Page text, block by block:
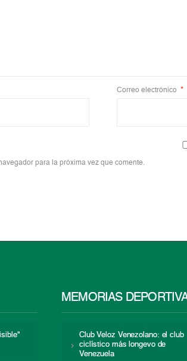
Correo electrónico *
para la próxima vez que comente.
MEMORIAS
Club Veloz Venezolano: el club
ciclístico más longevo de
Venezuela